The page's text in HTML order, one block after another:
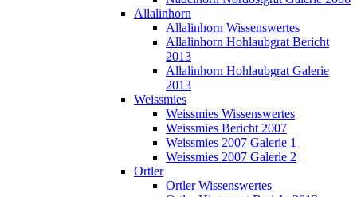
Allalinhorn
Allalinhorn Wissenswertes
Allalinhorn Hohlaubgrat Bericht
2013
Allalinhorn Hohlaubgrat Galerie
2013
Weissmies
Weissmies Wissenswertes
Weissmies Bericht 2007
Weissmies 2007 Galerie 1
Weissmies 2007 Galerie 2
Ortler
Ortler Wissenswertes